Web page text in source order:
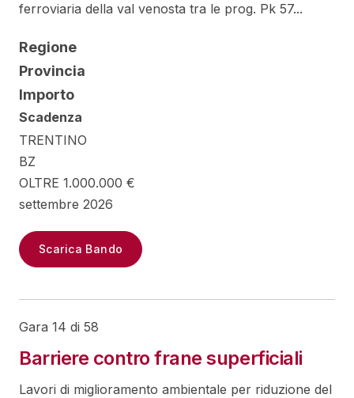
ferroviaria della val venosta tra le prog. Pk 57...
Regione
Provincia
Importo
Scadenza
TRENTINO
BZ
OLTRE 1.000.000 €
settembre 2026
Scarica Bando
Gara 14 di 58
Barriere contro frane superficiali
Lavori di miglioramento ambientale per riduzione del